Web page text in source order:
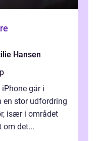
Hansen
går i
en stor udfordring
især i området
om det...